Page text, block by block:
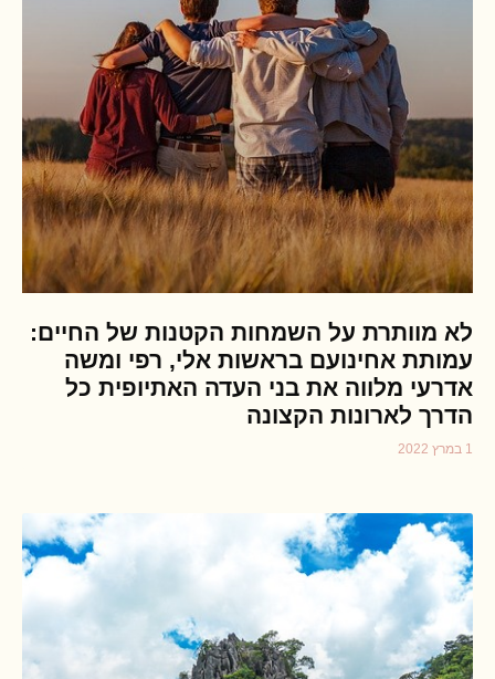
לא מוותרת על השמחות הקטנות של החיים:
עמותת אחינועם בראשות אלי, רפי ומשה
אדרעי מלווה את בני העדה האתיופית כל
הדרך לארונות הקצונה
1 במרץ 2022